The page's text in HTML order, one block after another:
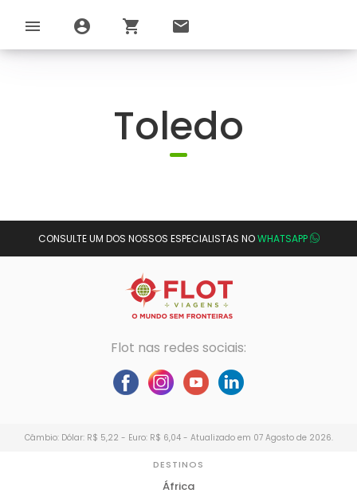
menu account_circle shopping_cart email
Toledo
CONSULTE UM DOS NOSSOS ESPECIALISTAS NOWHATSAPP
Flot nas redes sociais:
Câmbio: Dólar: R$ 5,22 - Euro: R$ 6,04 - Atualizado em 07 Agosto de 2026.
DESTINOS
África